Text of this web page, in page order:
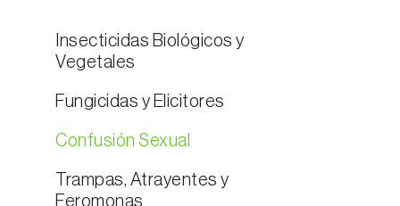
Insecticidas Biológicos y
Vegetales
Fungicidas y Elicitores
Confusión Sexual
Trampas, Atrayentes y
Feromonas